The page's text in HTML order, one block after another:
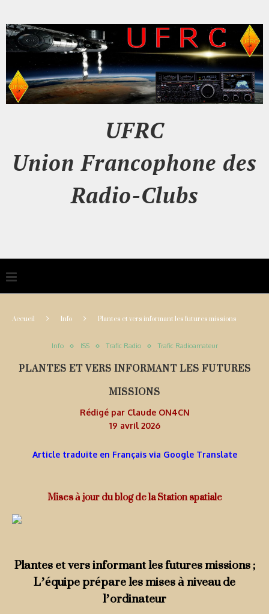
UFRC
Union Francophone des
Radio-Clubs
Accueil Info Plantes et vers informant les futures missions
Info ISS Trafic Radio Trafic Radioamateur
PLANTES ET VERS INFORMANT LES FUTURES
MISSIONS
Rédigé par Claude ON4CN
19 avril 2026
Article traduite en Français via Google Translate
Mises à jour du blog de la Station spatiale
Plantes et vers informant les futures missions ;
L’équipe prépare les mises à niveau de
l’ordinateur